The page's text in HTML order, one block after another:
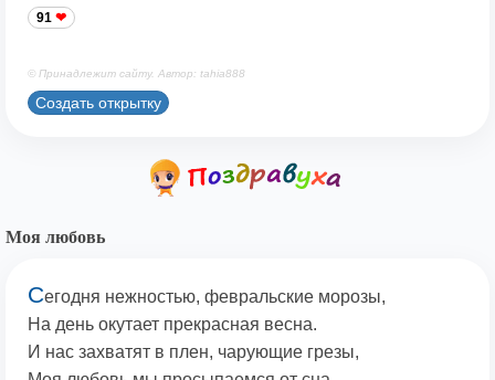
91
© Принадлежит сайту. Автор: tahia888
Создать открытку
Моя любовь
Сегодня нежностью, февральские морозы,
На день окутает прекрасная весна.
И нас захватят в плен, чарующие грезы,